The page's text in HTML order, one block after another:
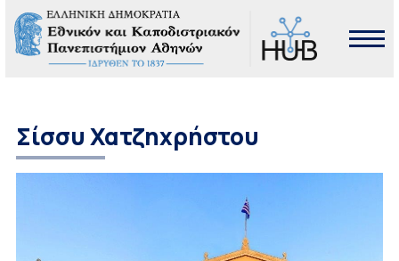
Σίσσυ Χατζηχρήστου